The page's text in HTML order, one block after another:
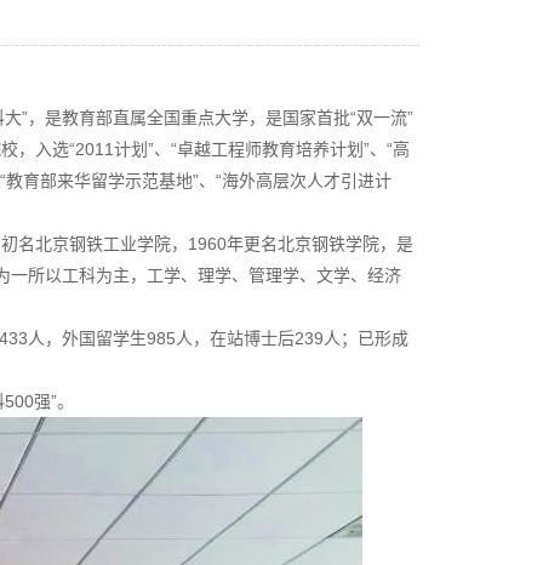
”，是教育部直属全国重点大学，是国家首批“双一流”
入选“2011计划”、“卓越工程师教育培养计划”、“高
育部来华留学示范基地”、“海外高层次人才引进计
名北京钢铁工业学院，1960年更名北京钢铁学院，是
所以工科为主，工学、理学、管理学、文学、经济
人，外国留学生985人，在站博士后239人；已形成
强”。